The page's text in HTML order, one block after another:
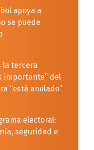
apoya a
se puede
la tercera
importante” del
“está anulado”
electoral:
seguridad e